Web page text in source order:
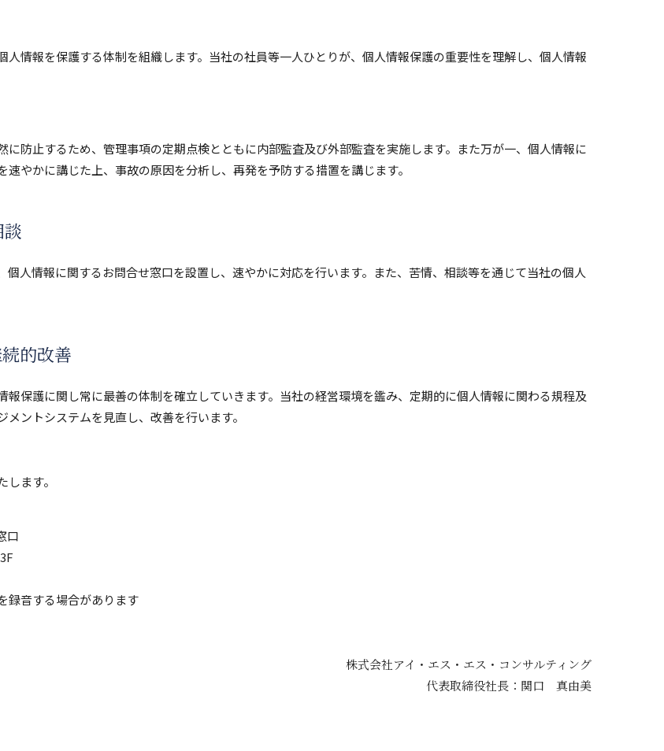
情報を保護する体制を組織します。当社の社員等一人ひとりが、個人情報保護の重要性を理解し、個人情報
防止するため、管理事項の定期点検とともに内部監査及び外部監査を実施します。また万が一、個人情報に
やかに講じた上、事故の原因を分析し、再発を予防する措置を講じます。
人情報に関するお問合せ窓口を設置し、速やかに対応を行います。また、苦情、相談等を通じて当社の個人
的改善
保護に関し常に最善の体制を確立していきます。当社の経営環境を鑑み、定期的に個人情報に関わる規程及
ントシステムを見直し、改善を行います。
ます。
口
録音する場合があります
株式会社アイ・エス・エス・コンサルティング
代表取締役社長：関口 真由美